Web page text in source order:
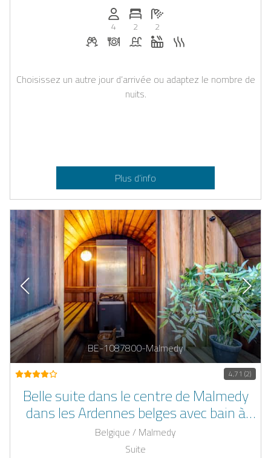
Personnes (max): 4
4
Nombre de chambres: 2
2
Nombre de salles de bain: 2
2
Boissons de bienvenue sur demande
Dîner sur demande
Piscine Jacuzzi
Choisissez un autre jour d’arrivée ou adaptez le nombre de
nuits.
Plus d’info
BE-1087800-Malmedy
4,71 (2)
Belle suite dans le centre de Malmedy
dans les Ardennes belges avec bain à
remous et sauna
Belgique / Malmedy
Suite